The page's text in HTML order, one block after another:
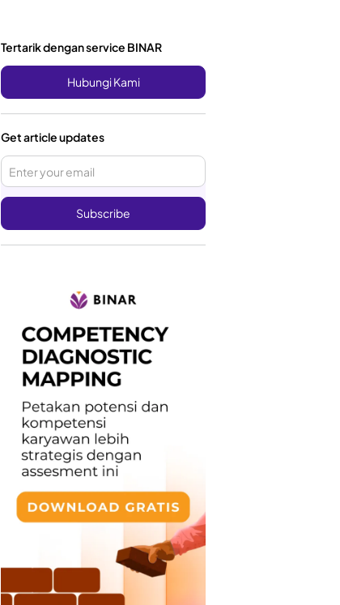
Tertarik dengan service BINAR
Hubungi Kami
Get article updates